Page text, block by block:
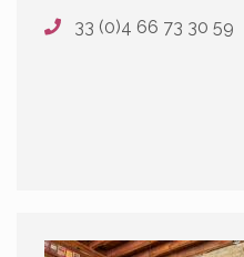
33 (0)4 66 73 30 59